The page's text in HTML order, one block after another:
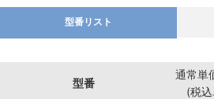
型番リスト
型番
通常単
(税